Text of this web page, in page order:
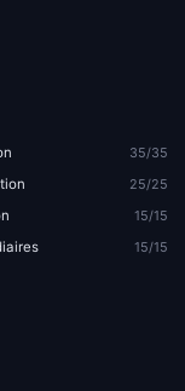
35/35
25/25
15/15
15/15